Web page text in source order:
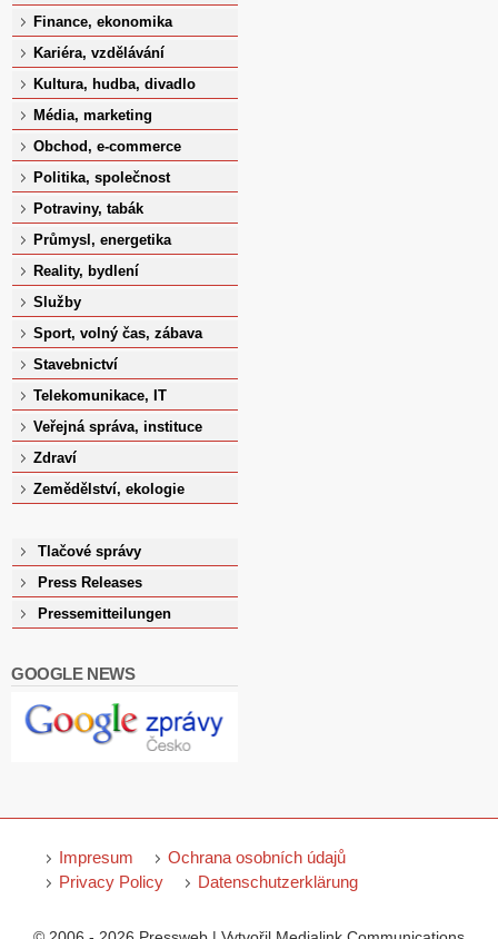
Finance, ekonomika
Kariéra, vzdělávání
Kultura, hudba, divadlo
Média, marketing
Obchod, e-commerce
Politika, společnost
Potraviny, tabák
Průmysl, energetika
Reality, bydlení
Služby
Sport, volný čas, zábava
Stavebnictví
Telekomunikace, IT
Veřejná správa, instituce
Zdraví
Zemědělství, ekologie
Tlačové správy
Press Releases
Pressemitteilungen
GOOGLE NEWS
Impresum
Ochrana osobních údajů
Privacy Policy
Datenschutzerklärung